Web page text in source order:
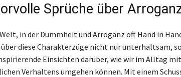
Sprüche über
in der Dummheit und Arroganz oft Hand in
über diese Charakterzüge nicht nur unterhaltsam,
Einsichten darüber, wie wir im Alltag
Verhaltens umgehen können. Mit einem